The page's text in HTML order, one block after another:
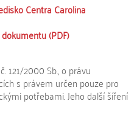
Centra Carolina
(PDF)
121/2000 Sb., o právu
s právem určen pouze pro
potřebami. Jeho další šíření